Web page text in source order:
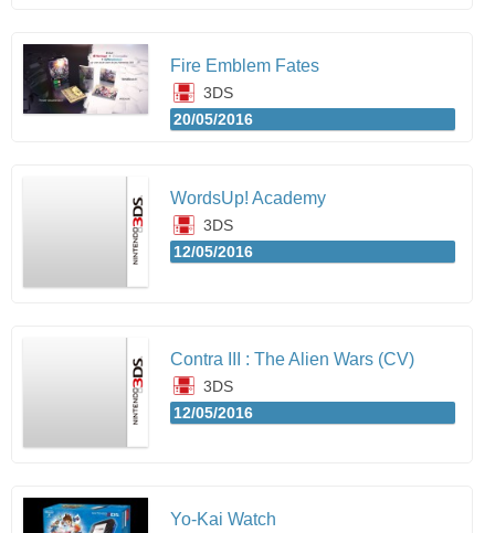
Fire Emblem Fates
3DS
20/05/2016
WordsUp! Academy
3DS
12/05/2016
Contra III : The Alien Wars (CV)
3DS
12/05/2016
Yo-Kai Watch